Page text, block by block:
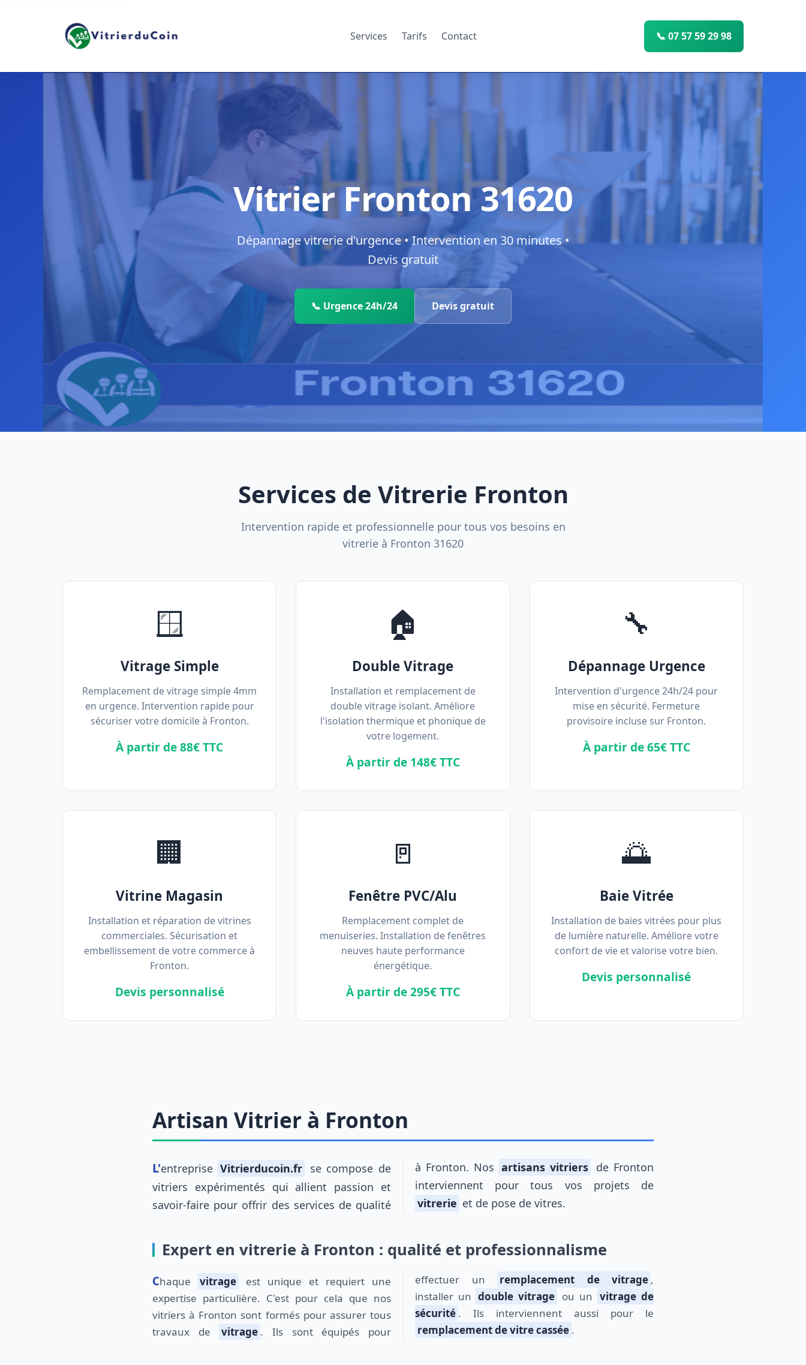
Services Tarifs Contact 📞 07 57 59 29 98
Vitrier Fronton 31620
Dépannage vitrerie d'urgence • Intervention en 30 minutes •
Devis gratuit
📞 Urgence 24h/24 Devis gratuit
Services de Vitrerie Fronton
Intervention rapide et professionnelle pour tous vos besoins en
vitrerie à Fronton 31620
🪟
Vitrage Simple
Remplacement de vitrage simple 4mm
en urgence. Intervention rapide pour
sécuriser votre domicile à Fronton.
À partir de 88€ TTC
🏠
Double Vitrage
Installation et remplacement de
double vitrage isolant. Améliore
l'isolation thermique et phonique de
votre logement.
À partir de 148€ TTC
🔧
Dépannage Urgence
Intervention d'urgence 24h/24 pour
mise en sécurité. Fermeture
provisoire incluse sur Fronton.
À partir de 65€ TTC
🏢
Vitrine Magasin
Installation et réparation de vitrines
commerciales. Sécurisation et
embellissement de votre commerce à
Fronton.
Devis personnalisé
🚪
Fenêtre PVC/Alu
Remplacement complet de
menuiseries. Installation de fenêtres
neuves haute performance
énergétique.
À partir de 295€ TTC
🌅
Baie Vitrée
Installation de baies vitrées pour plus
de lumière naturelle. Améliore votre
confort de vie et valorise votre bien.
Devis personnalisé
Artisan Vitrier à Fronton
L'entreprise Vitrierducoin.fr se compose de
vitriers expérimentés qui allient passion et
savoir-faire pour offrir des services de qualité
à Fronton. Nos artisans vitriers de Fronton
interviennent pour tous vos projets de
vitrerie et de pose de vitres.
Expert en vitrerie à Fronton : qualité et professionnalisme
Chaque vitrage
est unique et requiert une
expertise particulière. C'est pour cela que nos
vitriers à Fronton sont formés pour assurer tous
travaux de
vitrage . Ils sont équipés pour
effectuer un remplacement de vitrage ,
installer un double vitrage ou un
vitrage de
sécurité . Ils interviennent aussi pour le
remplacement de vitre cassée .